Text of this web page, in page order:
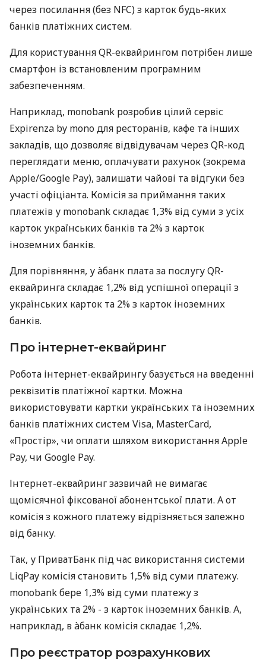
через посилання (без NFC) з карток будь-яких
банків платіжних систем.
Для користування QR-еквайрингом потрібен лише
смартфон із встановленим програмним
забезпеченням.
Наприклад, monobank розробив цілий сервіс
Expirenza by mono для ресторанів, кафе та інших
закладів, що дозволяє відвідувачам через QR-код
переглядати меню, оплачувати рахунок (зокрема
Apple/Google Pay), залишати чайові та відгуки без
участі офіціанта. Комісія за приймання таких
платежів у monobank складає 1,3% від суми з усіх
карток українських банків та 2% з карток
іноземних банків.
Для порівняння, у àбанк плата за послугу QR-
еквайринга складає 1,2% від успішної операції з
українських карток та 2% з карток іноземних
банків.
Про інтернет-еквайринг
Робота інтернет-еквайрингу базується на введенні
реквізитів платіжної картки. Можна
використовувати картки українських та іноземних
банків платіжних систем Visa, MasterCard,
«Простір», чи оплати шляхом використання Apple
Pay, чи Google Pay.
Інтернет-еквайринг зазвичай не вимагає
щомісячної фіксованої абонентської плати. А от
комісія з кожного платежу відрізняється залежно
від банку.
Так, у ПриватБанк під час використання системи
LiqPay комісія становить 1,5% від суми платежу.
monobank бере 1,3% від суми платежу з
українських та 2% - з карток іноземних банків. А,
наприклад, в àбанк комісія складає 1,2%.
Про реєстратор розрахункових